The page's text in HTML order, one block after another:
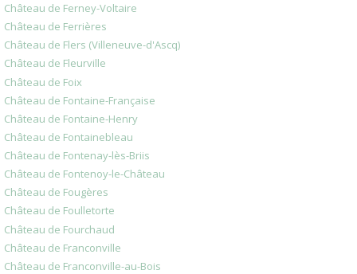
Château de Ferney-Voltaire
Château de Ferrières
Château de Flers (Villeneuve-d'Ascq)
Château de Fleurville
Château de Foix
Château de Fontaine-Française
Château de Fontaine-Henry
Château de Fontainebleau
Château de Fontenay-lès-Briis
Château de Fontenoy-le-Château
Château de Fougères
Château de Foulletorte
Château de Fourchaud
Château de Franconville
Château de Franconville-au-Bois